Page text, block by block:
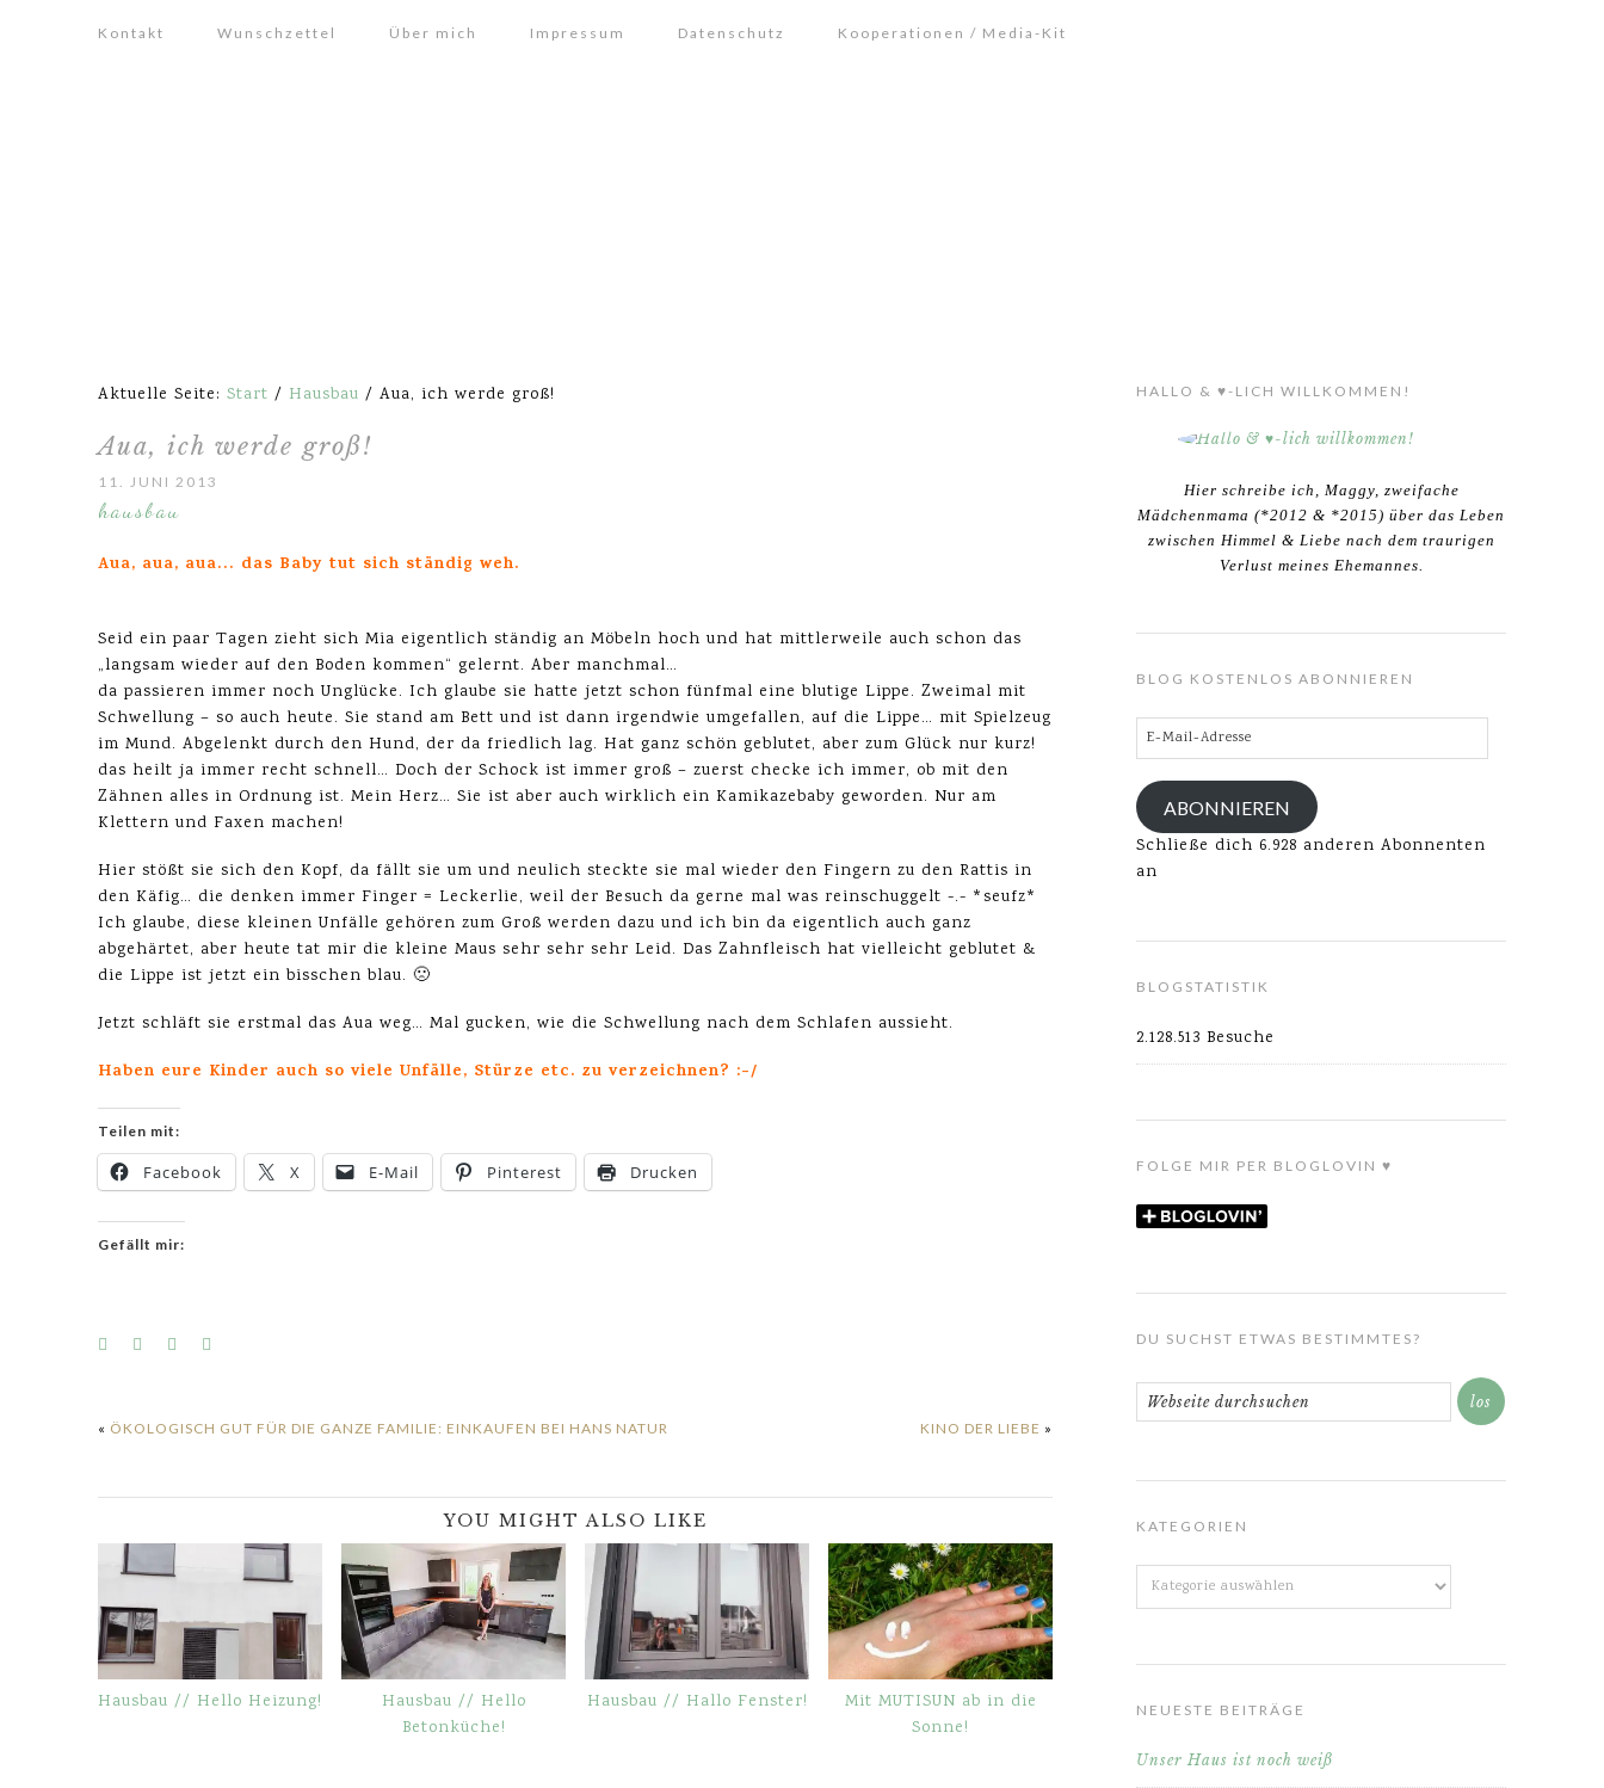
Kontakt Wunschzettel Über mich Impressum Datenschutz Kooperationen / Media-Kit
Aktuelle Seite: Start / Hausbau / Aua, ich werde groß!
Aua, ich werde groß!
11. JUNI 2013
hausbau
Aua, aua, aua… das Baby tut sich ständig weh.
Seid ein paar Tagen zieht sich Mia eigentlich ständig an Möbeln hoch und hat mittlerweile auch schon das
„langsam wieder auf den Boden kommen“ gelernt. Aber manchmal…
da passieren immer noch Unglücke. Ich glaube sie hatte jetzt schon fünfmal eine blutige Lippe. Zweimal mit
Schwellung – so auch heute. Sie stand am Bett und ist dann irgendwie umgefallen, auf die Lippe… mit Spielzeug
im Mund. Abgelenkt durch den Hund, der da friedlich lag. Hat ganz schön geblutet, aber zum Glück nur kurz!
das heilt ja immer recht schnell… Doch der Schock ist immer groß – zuerst checke ich immer, ob mit den
Zähnen alles in Ordnung ist. Mein Herz… Sie ist aber auch wirklich ein Kamikazebaby geworden. Nur am
Klettern und Faxen machen!
Hier stößt sie sich den Kopf, da fällt sie um und neulich steckte sie mal wieder den Fingern zu den Rattis in
den Käfig… die denken immer Finger = Leckerlie, weil der Besuch da gerne mal was reinschuggelt -.- *seufz*
Ich glaube, diese kleinen Unfälle gehören zum Groß werden dazu und ich bin da eigentlich auch ganz
abgehärtet, aber heute tat mir die kleine Maus sehr sehr sehr Leid. Das Zahnfleisch hat vielleicht geblutet &
die Lippe ist jetzt ein bisschen blau. 🙁
Jetzt schläft sie erstmal das Aua weg… Mal gucken, wie die Schwellung nach dem Schlafen aussieht.
Haben eure Kinder auch so viele Unfälle, Stürze etc. zu verzeichnen? :-/
Teilen mit:
Facebook X E-Mail Pinterest Drucken
Gefällt mir:
« ÖKOLOGISCH GUT FÜR DIE GANZE FAMILIE: EINKAUFEN BEI HANS NATUR KINO DER LIEBE »
YOU MIGHT ALSO LIKE
Hausbau // Hello Heizung!
Hausbau // Hello
Betonküche!
Hausbau // Hallo Fenster!
Mit MUTISUN ab in die
Sonne!
HALLO & ♥-LICH WILLKOMMEN!
Hier schreibe ich, Maggy, zweifache
Mädchenmama (*2012 & *2015) über das Leben
zwischen Himmel & Liebe nach dem traurigen
Verlust meines Ehemannes.
BLOG KOSTENLOS ABONNIEREN
E-
Mail-
Adresse
ABONNIEREN
Schließe dich 6.928 anderen Abonnenten
an
BLOGSTATISTIK
2.128.513 Besuche
FOLGE MIR PER BLOGLOVIN ♥
DU SUCHST ETWAS BESTIMMTES?
KATEGORIEN
Kategorien
NEUESTE BEITRÄGE
Unser Haus ist noch weiß